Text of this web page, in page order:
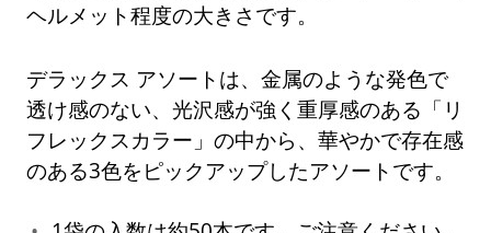
ヘルメット程度の大きさです。
デラックス アソートは、金属のような発色で
透け感のない、光沢感が強く重厚感のある「リ
フレックスカラー」の中から、華やかで存在感
のある3色をピックアップしたアソートです。